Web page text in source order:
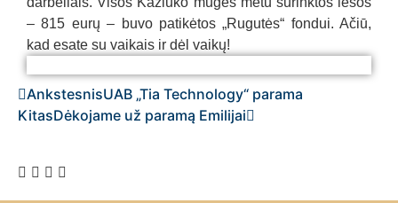
– 815 eurų – buvo patikėtos „Rugutės“ fondui. Ačiū,
kad esate su vaikais ir dėl vaikų!
Vitlio licėjus
Vitlio licėjus
Vitlio licėjus
Vitlio licėjus
AnkstesnisUAB „Tia Technology“ parama
KitasDėkojame už paramą Emilijai